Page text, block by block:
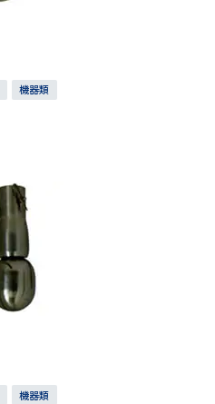
機器類
機器類